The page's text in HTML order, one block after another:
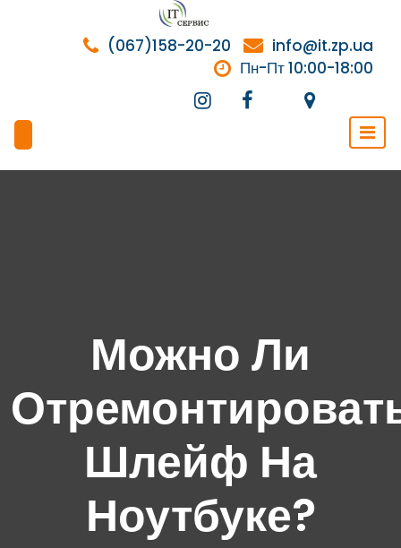
содержимому
info@it.zp.ua
(067)158-20-20
Пн-Пт 10:00-18:00
Можно Ли
Шлейф На
Ноутбуке?